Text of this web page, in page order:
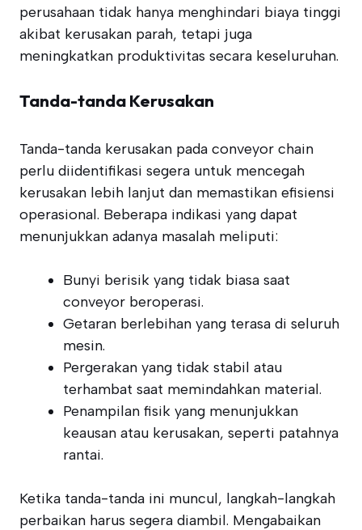
perusahaan tidak hanya menghindari biaya tinggi
akibat kerusakan parah, tetapi juga
meningkatkan produktivitas secara keseluruhan.
Tanda-tanda Kerusakan
Tanda-tanda kerusakan pada conveyor chain
perlu diidentifikasi segera untuk mencegah
kerusakan lebih lanjut dan memastikan efisiensi
operasional. Beberapa indikasi yang dapat
menunjukkan adanya masalah meliputi:
Bunyi berisik yang tidak biasa saat
conveyor beroperasi.
Getaran berlebihan yang terasa di seluruh
mesin.
Pergerakan yang tidak stabil atau
terhambat saat memindahkan material.
Penampilan fisik yang menunjukkan
keausan atau kerusakan, seperti patahnya
rantai.
Ketika tanda-tanda ini muncul, langkah-langkah
perbaikan harus segera diambil. Mengabaikan